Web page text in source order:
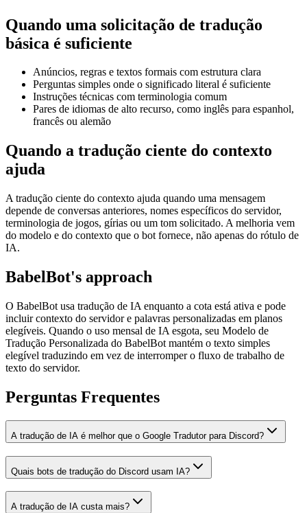
Quando uma solicitação de tradução
básica é suficiente
Anúncios, regras e textos formais com estrutura clara
Perguntas simples onde o significado literal é suficiente
Instruções técnicas com terminologia comum
Pares de idiomas de alto recurso, como inglês para espanhol,
francês ou alemão
Quando a tradução ciente do contexto
ajuda
A tradução ciente do contexto ajuda quando uma mensagem
depende de conversas anteriores, nomes específicos do servidor,
terminologia de jogos, gírias ou um tom solicitado. A melhoria vem
do modelo e do contexto que o bot fornece, não apenas do rótulo de
IA.
BabelBot's approach
O BabelBot usa tradução de IA enquanto a cota está ativa e pode
incluir contexto do servidor e palavras personalizadas em planos
elegíveis. Quando o uso mensal de IA esgota, seu Modelo de
Tradução Personalizada do BabelBot mantém o texto simples
elegível traduzindo em vez de interromper o fluxo de trabalho de
texto do servidor.
Perguntas Frequentes
A tradução de IA é melhor que o Google Tradutor para Discord?
Quais bots de tradução do Discord usam IA?
A tradução de IA custa mais?